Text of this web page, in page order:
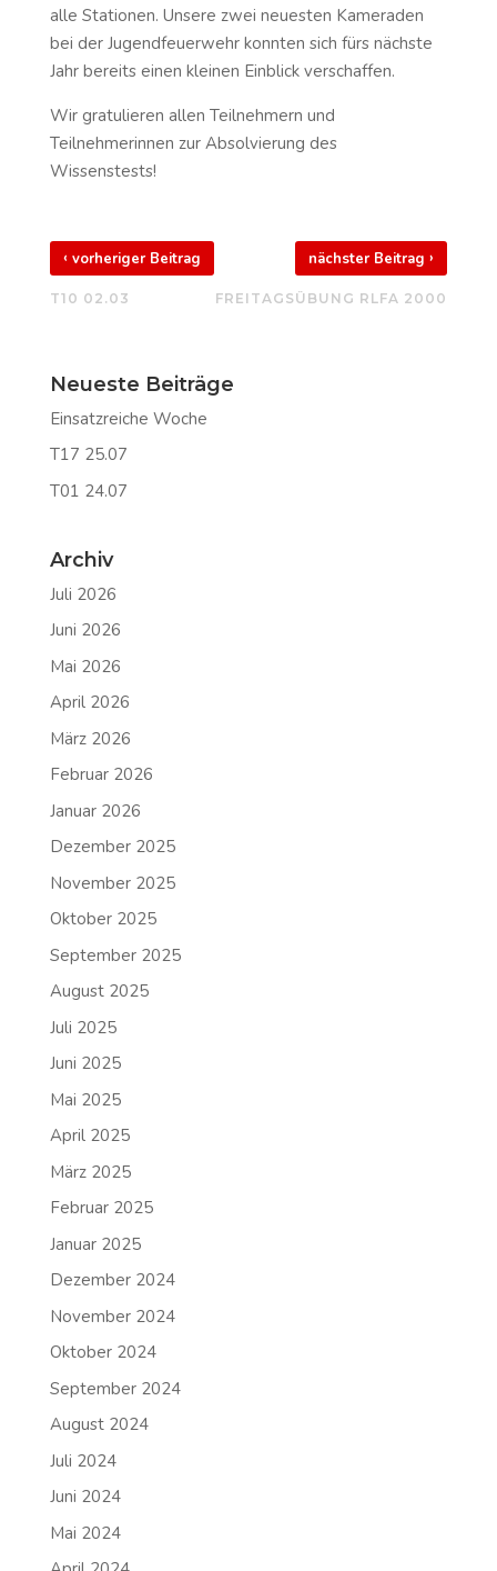
alle Stationen. Unsere zwei neuesten Kameraden
bei der Jugendfeuerwehr konnten sich fürs nächste
Jahr bereits einen kleinen Einblick verschaffen.
Wir gratulieren allen Teilnehmern und
Teilnehmerinnen zur Absolvierung des
Wissenstests!
‹ vorheriger Beitrag
T10 02.03
nächster Beitrag›
FREITAGSÜBUNG RLFA 2000
Neueste Beiträge
Einsatzreiche Woche
T17 25.07
T01 24.07
Archiv
Juli 2026
Juni 2026
Mai 2026
April 2026
März 2026
Februar 2026
Januar 2026
Dezember 2025
November 2025
Oktober 2025
September 2025
August 2025
Juli 2025
Juni 2025
Mai 2025
April 2025
März 2025
Februar 2025
Januar 2025
Dezember 2024
November 2024
Oktober 2024
September 2024
August 2024
Juli 2024
Juni 2024
Mai 2024